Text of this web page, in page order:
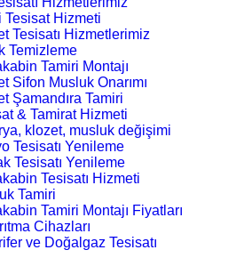
Tesisat Hizmeti
Tesisatı Hizmetlerimiz
Temizleme
Tamiri Montajı
Sifon Musluk Onarımı
Şamandıra Tamiri
& Tamirat Hizmeti
klozet, musluk değişimi
Tesisatı Yenileme
Tesisatı Yenileme
Tesisatı Hizmeti
Tamiri
Tamiri Montajı Fiyatları
Cihazları
ve Doğalgaz Tesisatı